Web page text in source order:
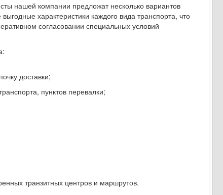
нашей компании предложат несколько вариантов
характеристики каждого вида транспорта, что
согласовании специальных условий
доставки;
пунктов перевалки;
транзитных центров и маршрутов.